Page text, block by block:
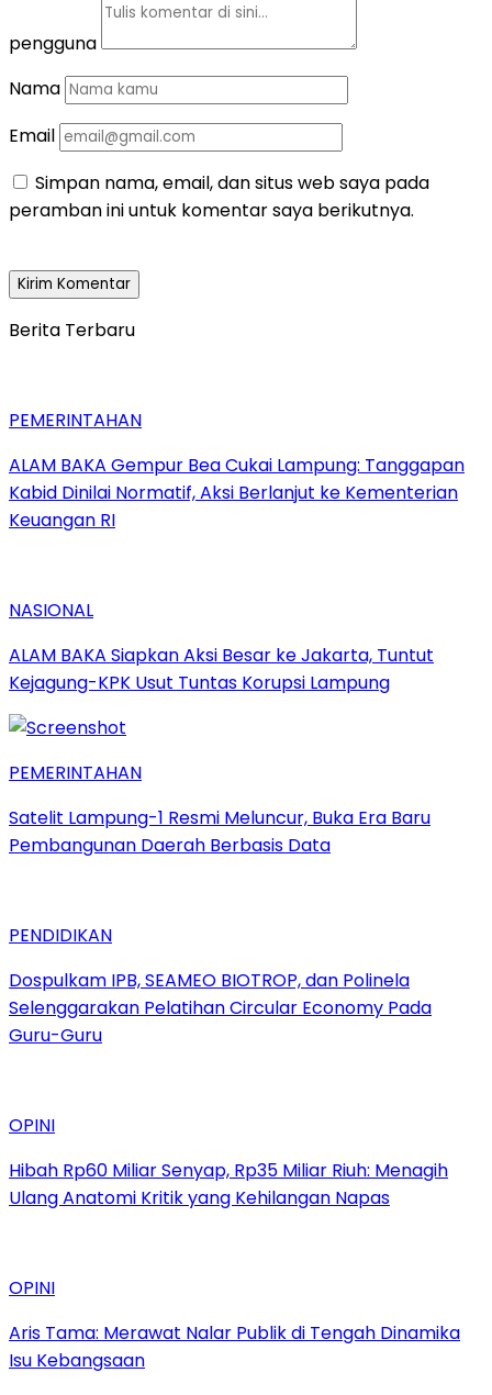
pengguna
Nama
Email
Simpan nama, email, dan situs web saya pada
peramban ini untuk komentar saya berikutnya.
Berita Terbaru
PEMERINTAHAN
ALAM BAKA Gempur Bea Cukai Lampung: Tanggapan
Kabid Dinilai Normatif, Aksi Berlanjut ke Kementerian
Keuangan RI
NASIONAL
ALAM BAKA Siapkan Aksi Besar ke Jakarta, Tuntut
Kejagung-KPK Usut Tuntas Korupsi Lampung
PEMERINTAHAN
Satelit Lampung-1 Resmi Meluncur, Buka Era Baru
Pembangunan Daerah Berbasis Data
PENDIDIKAN
Dospulkam IPB, SEAMEO BIOTROP, dan Polinela
Selenggarakan Pelatihan Circular Economy Pada
Guru-Guru
OPINI
Hibah Rp60 Miliar Senyap, Rp35 Miliar Riuh: Menagih
Ulang Anatomi Kritik yang Kehilangan Napas
OPINI
Aris Tama: Merawat Nalar Publik di Tengah Dinamika
Isu Kebangsaan